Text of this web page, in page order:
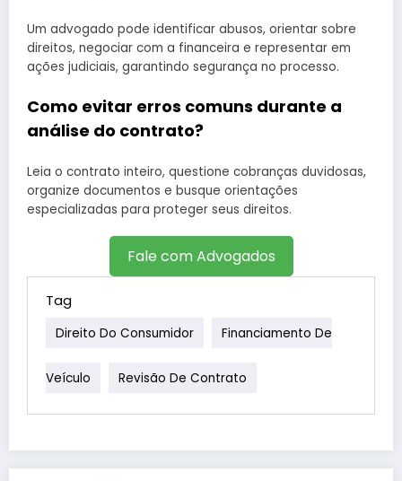
Um advogado pode identificar abusos, orientar sobre
direitos, negociar com a financeira e representar em
ações judiciais, garantindo segurança no processo.
Como evitar erros comuns durante a
análise do contrato?
Leia o contrato inteiro, questione cobranças duvidosas,
organize documentos e busque orientações
especializadas para proteger seus direitos.
Fale com Advogados
Tag
Direito Do Consumidor Financiamento De
Veículo Revisão De Contrato